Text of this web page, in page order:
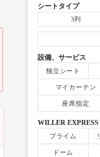
シートタイプ
3列
設備、サービス
独立シート
マイカーテン
座席指定
WILLER
プライム
ドーム